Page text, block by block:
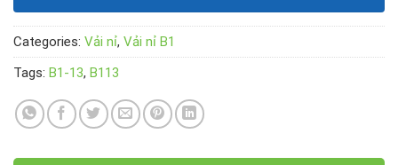
Categories: Vải nỉ, Vải nỉ B1
Tags: B1-13, B113